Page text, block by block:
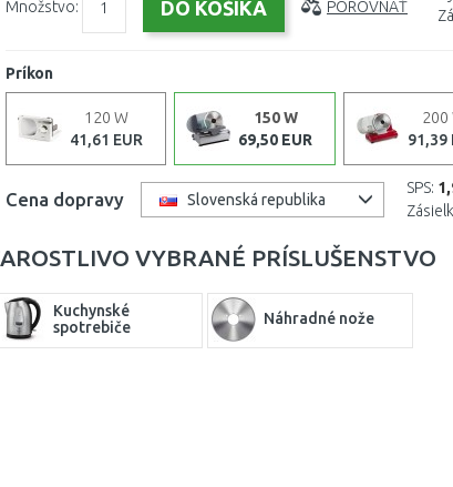
Množstvo: POROVNAŤ
Príkon
120 W
41,61 EUR
150 W
69,50 EUR
200
91,39
Cena dopravy Slovenská republika
SPS:
VYBRANÉ PRÍSLUŠENSTVO
Kuchynské
spotrebiče
Náhradné nože